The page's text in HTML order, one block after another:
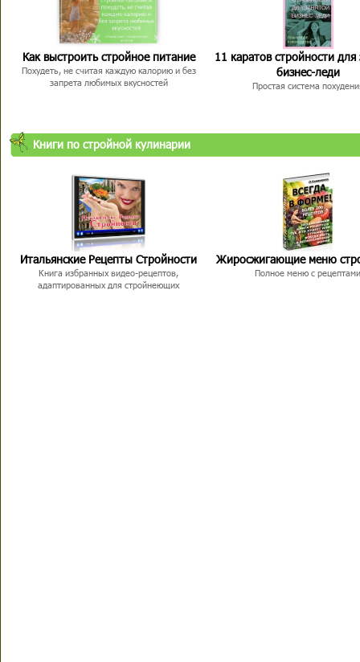
Как выстроить стройное питание
Похудеть, не считая каждую калорию и без
запрета любимых вкусностей
11 каратов стройности для
бизнес-леди
Простая система
Книги по стройной кулинарии
Итальянские Рецепты Стройности
Книга избранных видео-рецептов,
адаптированных для стройнеющих
Жиросжигающие меню
Полное меню с рецептами